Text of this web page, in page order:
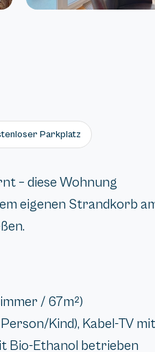
Parkplatz
– diese Wohnung
eigenen Strandkorb
/ 67m²)
Kind), Kabel-TV mit
Bio-Ethanol betrieben